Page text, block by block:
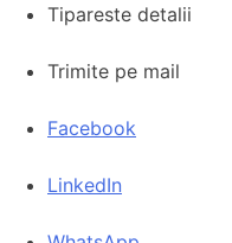
Tipareste detalii
Trimite pe mail
Facebook
LinkedIn